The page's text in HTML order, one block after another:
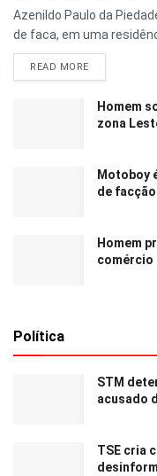
Azenildo Paulo da
de faca, em uma
READ MORE
Homem
zona
Motoboy
de facção
Homem
comércio
Política
STM
acusado
TSE cria